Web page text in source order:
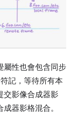
屬性也會包含同步
記，等待所有本
交影像合成器影
器影格混合。